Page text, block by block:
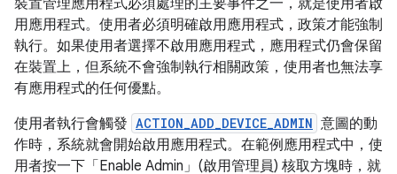
裝置管理應用程式必須處理的主要事件之一，就是使用者啟
用應用程式。使用者必須明確啟用應用程式，政策才能強制
執行。如果使用者選擇不啟用應用程式，應用程式仍會保留
在裝置上，但系統不會強制執行相關政策，使用者也無法享
有應用程式的任何優點。
使用者執行會觸發 ACTION_ADD_DEVICE_ADMIN 意圖的動
作時，系統就會開始啟用應用程式。在範例應用程式中，使
用者按一下「Enable Admin」(啟用管理員) 核取方塊時，就